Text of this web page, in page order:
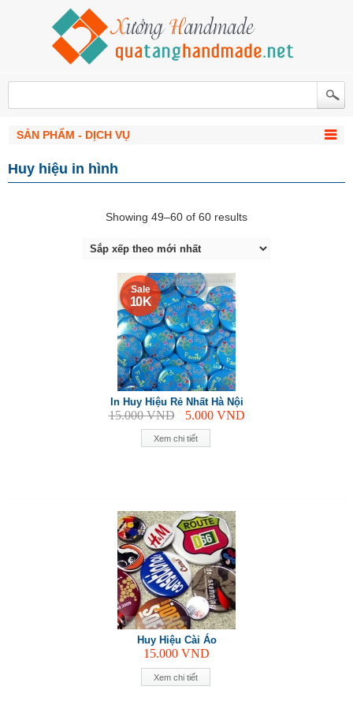
SẢN PHẨM - DỊCH VỤ
Huy hiệu in hình
Showing 49–60 of 60 results
Xem chi tiết
Sale
10 K
In Huy Hiệu Rẻ Nhất Hà Nội
15.000VND 5.000 VND
Xem chi tiết
Huy Hiệu Cài Áo
15.000 VND